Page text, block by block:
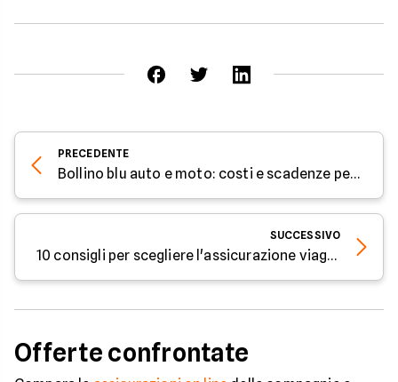
PRECEDENTE
Bollino blu auto e moto: costi e scadenze per il 2023
SUCCESSIVO
10 consigli per scegliere l'assicurazione viaggio giusta
Offerte confrontate